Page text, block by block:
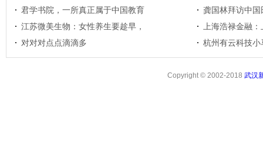
君学书院，一所真正属于中国教育
龚国林拜访中
江苏微美生物：女性养生要趁早，
上海浩禄金融：
对对对点点滴滴多
杭州有云科技
Copyright © 2002-2018 武汉